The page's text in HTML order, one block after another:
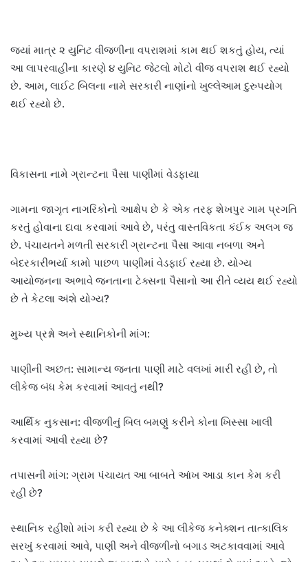
જ્યાં માત્ર ૨ યુનિટ વીજળીના વપરાશમાં કામ થઈ શકતું હોય, ત્યાં
આ લાપરવાહીના કારણે ૪ યુનિટ જેટલો મોટો વીજ વપરાશ થઈ રહ્યો
છે. આમ, લાઈટ બિલના નામે સરકારી નાણાંનો ખુલ્લેઆમ દુરુપયોગ
થઈ રહ્યો છે.
વિકાસના નામે ગ્રાન્ટના પૈસા પાણીમાં વેડફાયા
ગામના જાગૃત નાગરિકોનો આક્ષેપ છે કે એક તરફ શેખપુર ગામ પ્રગતિ
કરતું હોવાના દાવા કરવામાં આવે છે, પરંતુ વાસ્તવિકતા કંઈક અલગ જ
છે. પંચાયતને મળતી સરકારી ગ્રાન્ટના પૈસા આવા નબળા અને
બેદરકારીભર્યા કામો પાછળ પાણીમાં વેડફાઈ રહ્યા છે. યોગ્ય
આયોજનના અભાવે જનતાના ટેક્સના પૈસાનો આ રીતે વ્યય થઈ રહ્યો
છે તે કેટલા અંશે યોગ્ય?
મુખ્ય પ્રશ્નો અને સ્થાનિકોની માંગ:
પાણીની અછત: સામાન્ય જનતા પાણી માટે વલખાં મારી રહી છે, તો
લીકેજ બંધ કેમ કરવામાં આવતું નથી?
આર્થિક નુકસાન: વીજળીનું બિલ બમણું કરીને કોના ખિસ્સા ખાલી
કરવામાં આવી રહ્યા છે?
તપાસની માંગ: ગ્રામ પંચાયત આ બાબતે આંખ આડા કાન કેમ કરી
રહી છે?
સ્થાનિક રહીશો માંગ કરી રહ્યા છે કે આ લીકેજ કનેક્શન તાત્કાલિક
સરખું કરવામાં આવે, પાણી અને વીજળીનો બગાડ અટકાવવામાં આવે